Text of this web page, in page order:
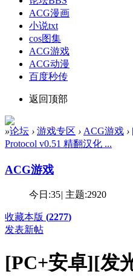
ACG漫画
小说txt
cos图集
ACG游戏
ACG动漫
百度秒传
返回顶部
»论坛 › 游戏专区 › ACG游戏 ›
Protocol v0.51 精翻汉化 ...
ACG游戏
今日:35| 主题:2920
收藏本版 (2277)
发表新帖
[PC+安卓][发